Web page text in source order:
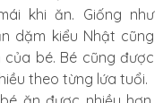
khi ăn. Giống như
dặm kiểu Nhật cũng
bé. Bé cũng được
theo từng lứa tuổi.